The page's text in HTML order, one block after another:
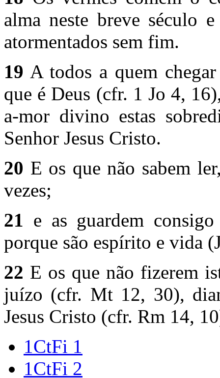
alma neste breve século
atormentados sem fim.
19 A todos a quem
que é Deus (cfr. 1 Jo 4,
a-mor divino estas
Senhor Jesus Cristo.
20 E os que não sabem
vezes;
21 e as guardem
porque são espírito e vida
22 E os que não fizerem
juízo (cfr. Mt 12, 30),
Jesus Cristo (cfr. Rm 14,
1CtFi 1
1CtFi 2